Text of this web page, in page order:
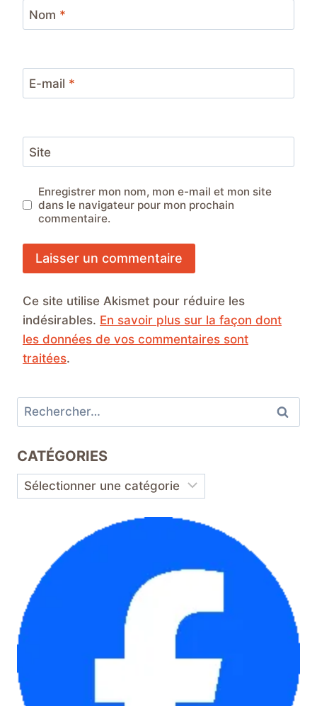
Nom *
E-mail *
Site
Enregistrer mon nom, mon e-mail et mon site
dans le navigateur pour mon prochain
commentaire.
Ce site utilise Akismet pour réduire les
indésirables. En savoir plus sur la façon dont
les données de vos commentaires sont
traitées.
Rechercher :
CATÉGORIES
Catégories